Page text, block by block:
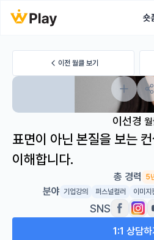
숏
이전 월클 보기
이선경
표면이 아닌 본질을 보는
이해합니다.
총 경력 5
분야 기업강의 퍼스널컬러 이미지
SNS
1:1 상담하